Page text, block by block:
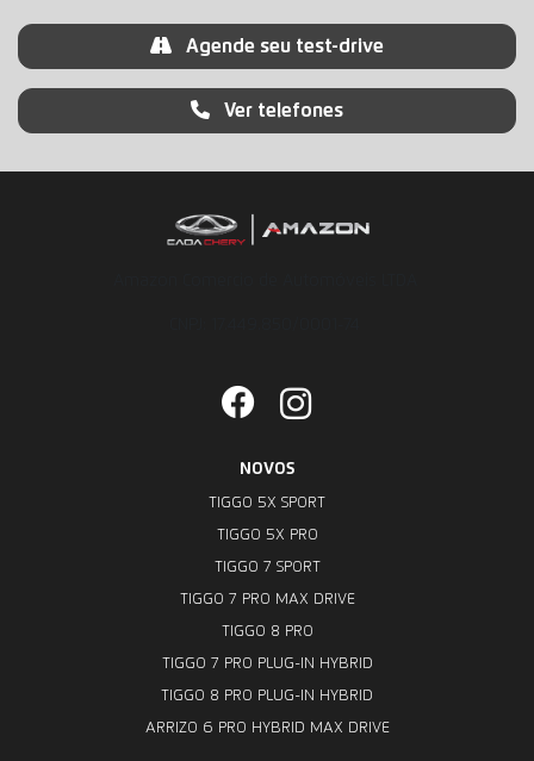
Ver telefones
Agende seu test-drive
NOVOS
TIGGO 5X SPORT
TIGGO 5X PRO
TIGGO 7 SPORT
TIGGO 7 PRO MAX DRIVE
TIGGO 8 PRO
TIGGO 7 PRO PLUG-IN HYBRID
TIGGO 8 PRO PLUG-IN HYBRID
ARRIZO 6 PRO HYBRID MAX DRIVE